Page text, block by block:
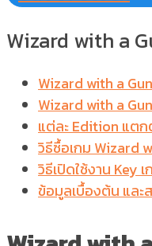
Wizard with a
Wizard with a
Wizard with a
แต่ละ Edition แตก
วิธีซื้อเกม Wizard
วิธีเปิดใช้งาน Key
ข้อมูลเบื้องต้น และ